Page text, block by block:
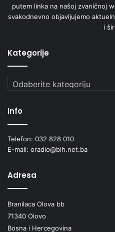
putem linka na našoj zvaničnoj
svakodnevno objavljujemo
i
Kategorije
Kategorije
Info
Telefon: 032 828 010
E-mail: oradio@bih.net.ba
Adresa
Branilaca Olova bb
71340 Olovo
Bosna i Hercegovina